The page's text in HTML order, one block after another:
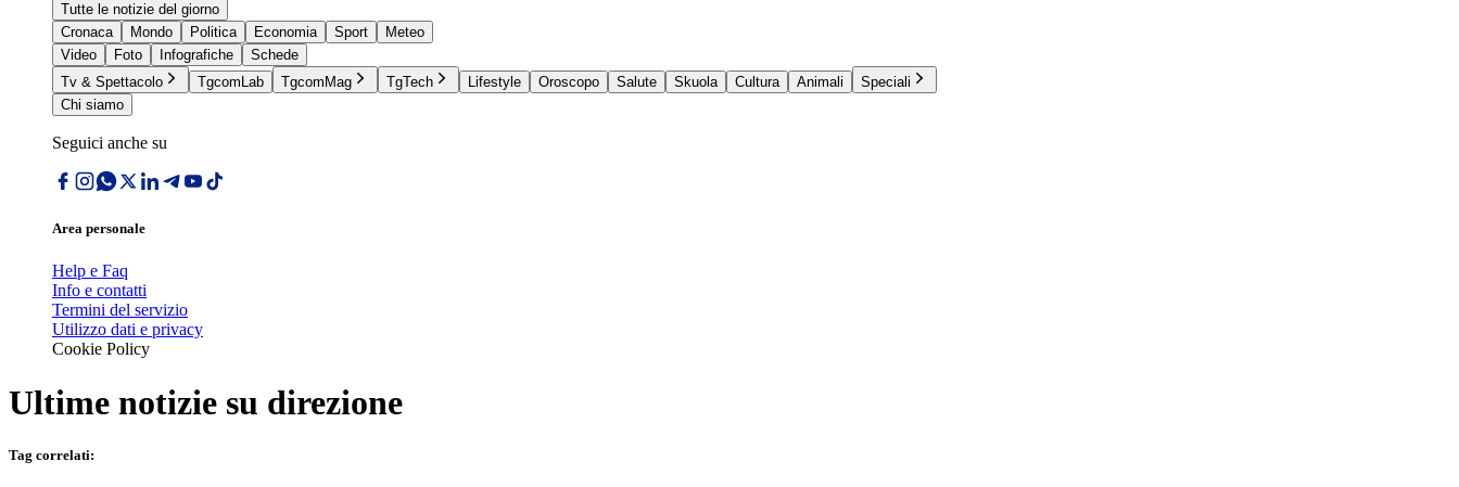
Tutte le notizie del giorno
Cronaca
Mondo Politica Economia Sport
Meteo
Video
Foto Infografiche
Schede
Tv & Spettacolo
TgcomLab TgcomMag TgTech Lifestyle Oroscopo Salute Skuola Cultura Animali
Speciali
Chi siamo
Seguici anche su
Area personale
Help e Faq
Info e contatti
Termini del servizio
Utilizzo dati e privacy
Cookie Policy
Ultime notizie su direzione
Tag correlati: